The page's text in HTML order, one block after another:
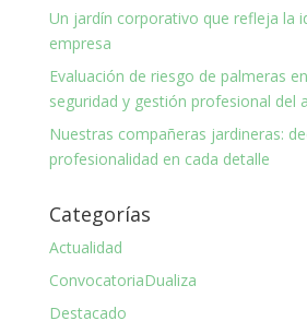
Un jardín corporativo que refleja la
empresa
Evaluación de riesgo de palmeras
seguridad y gestión profesional del
Nuestras compañeras jardineras:
profesionalidad en cada detalle
Categorías
Actualidad
ConvocatoriaDualiza
Destacado